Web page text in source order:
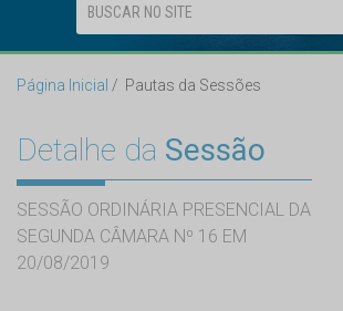
Página Inicial Pautas da Sessões
Detalhe da Sessão
SESSÃO ORDINÁRIA PRESENCIAL DA
SEGUNDA CÂMARA Nº 16 EM
20/08/2019